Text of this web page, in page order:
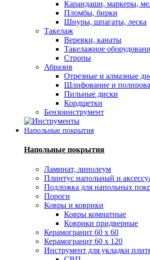
Карандаши, маркеры,
Пломбы, бирки
Шнуры, шпагаты, леска
Такелаж
Веревки, канаты
Такелажное
Стропы
Абразив
Отрезные и алмазные
Шлифование и
Пильные диски
Кордщетки
Бензоинструмент
Напольные покрытия
Напольные покрытия
Ламинат, линолеум
Плинтус напольный и
Подложка для напольных
Пороги
Ковры и коврики
Ковры комнатные
Коврики придверные
Керамогранит 60 х 60
Керамогранит 60 х 120
Инструмент для укладки